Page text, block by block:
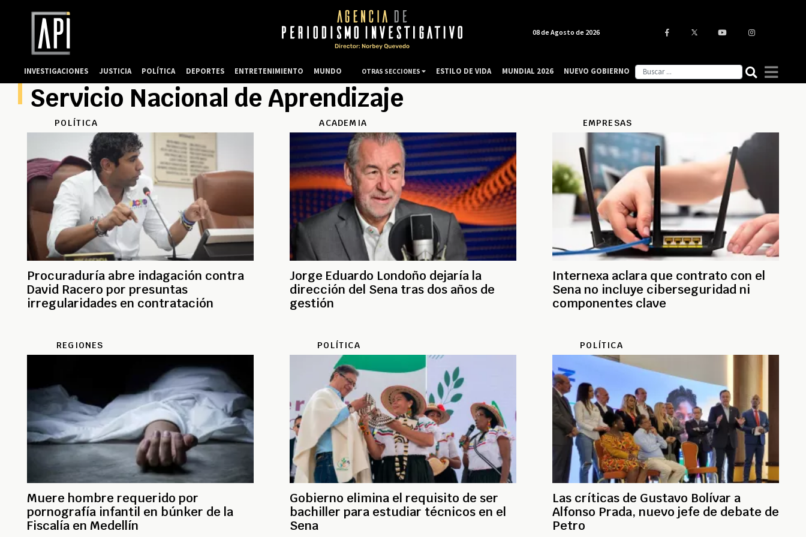
Servicio Nacional de Aprendizaje
POLÍTICA
Procuraduría abre indagación contra
David Racero por presuntas
irregularidades en contratación
ACADEMIA
Jorge Eduardo Londoño dejaría la
dirección del Sena tras dos años de
gestión
EMPRESAS
Internexa aclara que contrato con el
Sena no incluye ciberseguridad ni
componentes clave
REGIONES
Muere hombre requerido por
pornografía infantil en búnker de la
Fiscalía en Medellín
POLÍTICA
Gobierno elimina el requisito de ser
bachiller para estudiar técnicos en el
Sena
POLÍTICA
Las críticas de Gustavo Bolívar a
Alfonso Prada, nuevo jefe de debate de
Petro
08 de Agosto de 2026
INVESTIGACIONES JUSTICIA POLÍTICA DEPORTES ENTRETENIMIENTO MUNDO OTRAS SECCIONES ESTILO DE VIDA MUNDIAL 2026 NUEVO GOBIERNO